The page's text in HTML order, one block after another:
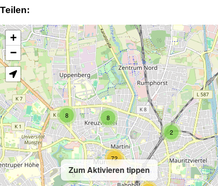
Teilen:
Zum Aktivieren tippen
2
8 8
5
72
+
−